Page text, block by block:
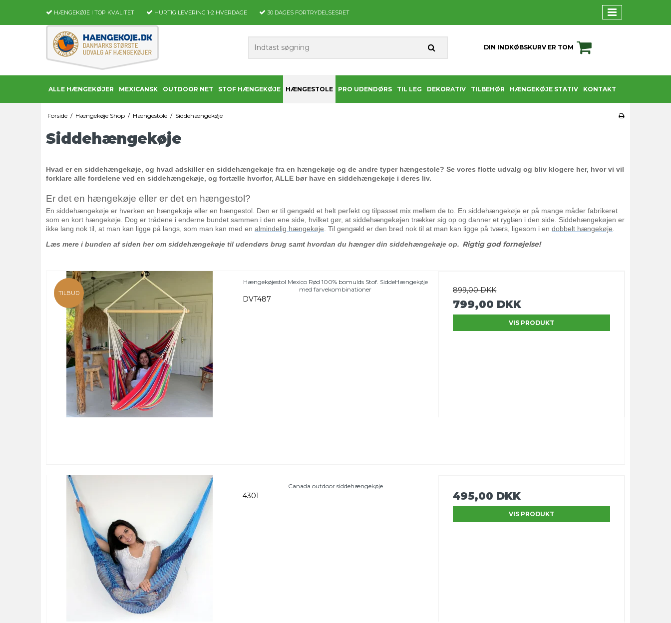
HÆNGEKØJE I TOP KVALITET HURTIG LEVERING 1-2 HVERDAGE 30 DAGES FORTRYDELSESRET
DIN INDKØBSKURV ER TOM
ALLE HÆNGEKØJER MEXICANSK OUTDOOR NET STOF HÆNGEKØJE HÆNGESTOLE PRO UDENDØRS TIL LEG DEKORATIV TILBEHØR HÆNGEKØJE STATIV KONTAKT
Forside / Hængekøje Shop / Hængestole / Siddehængekøje
Siddehængekøje
Hvad er en siddehængekøje, og hvad adskiller en siddehængekøje fra en hængekøje og de andre typer hængestole? Se vores flotte udvalg og bliv klogere her, hvor vi vil
forklare alle fordelene ved en siddehængekøje, og fortælle hvorfor, ALLE bør have en siddehængekøje i deres liv.
Er det en hængekøje eller er det en hængestol?
En siddehængekøje er hverken en hængekøje eller en hængestol. Den er til gengæld et helt perfekt og tilpasset mix mellem de to. En siddehængekøje er på mange måder fabrikeret
som en kort hængekøje. Dog er trådene i enderne bundet sammen i den ene side, hvilket gør, at siddehængekøjen trækker sig op og danner et ryglæn i den side. Siddehængekøjen er
ikke lang nok til, at man kan ligge på langs, som man kan med en almindelig hængekøje . Til gengæld er den bred nok til at man kan ligge på tværs, ligesom i en dobbelt hængekøje
Læs mere i bunden af siden her om siddehængekøje til udendørs brug samt hvordan du hænger din siddehængekøje op. Rigtig god fornøjelse!
TILBUD
Hængekøjestol Mexico Rød 100% bomulds Stof. SiddeHængekøje
med farvekombinationer
DVT487
899,00 DKK
799,00 DKK
VIS PRODUKT
Canada outdoor siddehængekøje
4301 495,00 DKK
VIS PRODUKT